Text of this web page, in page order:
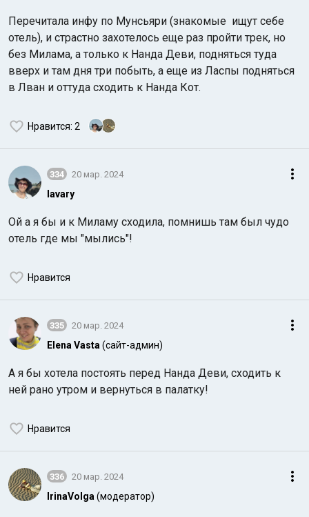
Перечитала инфу по Мунсьяри (знакомые ищут себе
отель), и страстно захотелось еще раз пройти трек, но
без Милама, а только к Нанда Деви, подняться туда
вверх и там дня три побыть, а еще из Ласпы подняться
в Лван и оттуда сходить к Нанда Кот.
Нравится: 2
334 20 мар. 2024
lavary
Ой а я бы и к Миламу сходила, помнишь там был чудо
отель где мы "мылись"!
Нравится
335 20 мар. 2024
Elena Vasta(сайт-админ)
А я бы хотела постоять перед Нанда Деви, сходить к
ней рано утром и вернуться в палатку!
Нравится
336 20 мар. 2024
IrinaVolga(модератор)